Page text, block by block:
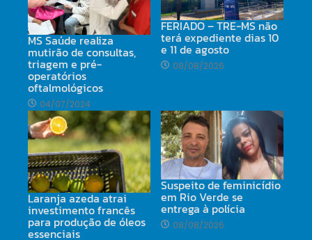
MS Saúde realiza
mutirão de consultas,
triagem e pré-
operatórios
oftalmológicos
04/07/2024
FERIADO – TRE-MS não
terá expediente dias 10
e 11 de agosto
08/08/2026
Laranja azeda atrai
investimento francês
para produção de óleos
essenciais
Suspeito de feminicídio
em Rio Verde se
entrega à polícia
08/08/2026